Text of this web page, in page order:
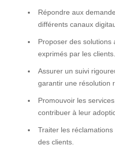
Répondre aux
différents canaux
Proposer des solutions
exprimés par les clients.
Assurer un suivi
garantir une résolution
Promouvoir les
contribuer à leur
Traiter les
des clients.